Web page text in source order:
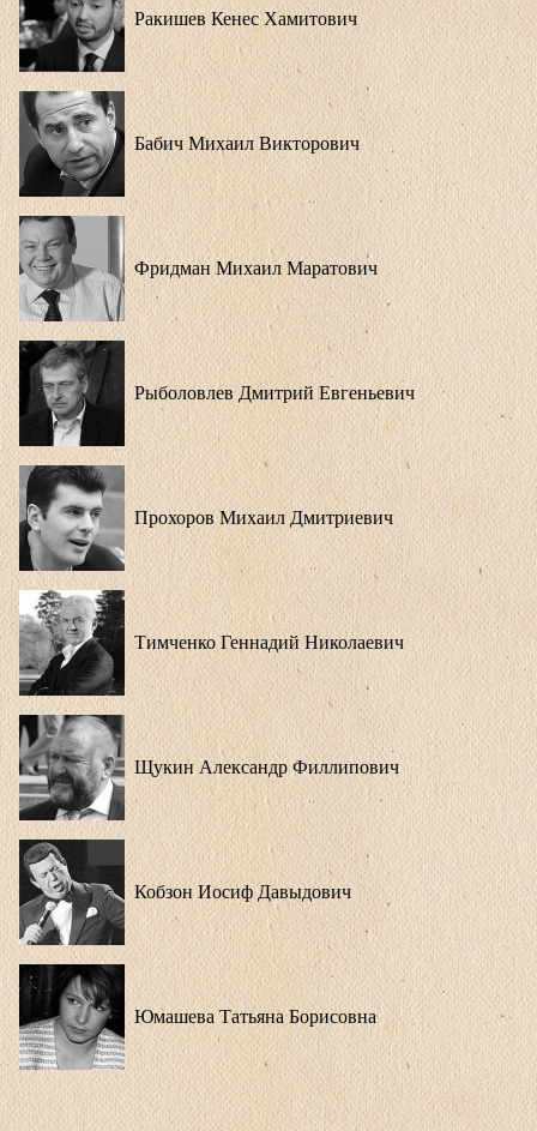
Ракишев Кенес Хамитович
Бабич Михаил Викторович
Фридман Михаил Маратович
Рыболовлев Дмитрий Евгеньевич
Прохоров Михаил Дмитриевич
Тимченко Геннадий Николаевич
Щукин Александр Филлипович
Кобзон Иосиф Давыдович
Юмашева Татьяна Борисовна